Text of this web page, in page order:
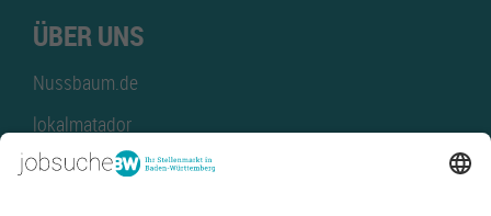
ÜBER UNS
Nussbaum.de
lokalmatador
kaufinBW